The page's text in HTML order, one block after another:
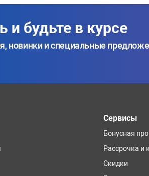
и будьте в курсе
новинки и специальные
Сервисы
Бонусная
Рассрочка и
Скидки